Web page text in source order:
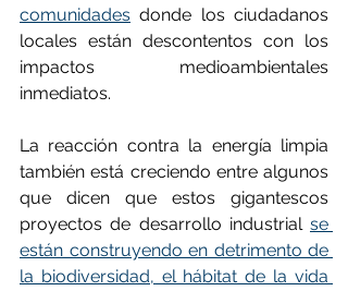
comunidades donde los ciudadanos
locales están descontentos con los
impactos medioambientales
inmediatos.
La reacción contra la energía limpia
también está creciendo entre algunos
que dicen que estos gigantescos
proyectos de desarrollo industrial se
están construyendo en detrimento de
la biodiversidad, el hábitat de la vida